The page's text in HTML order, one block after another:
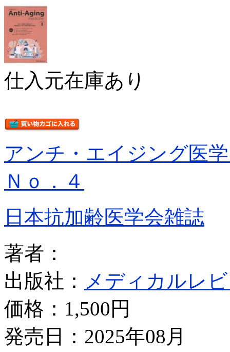
仕入元在庫あり
アンチ・エイジング
Ｎｏ．４
日本抗加齢医学会雑誌
著者：
出版社： メディカルレ
価格： 1,500円
発売日：2025年08月